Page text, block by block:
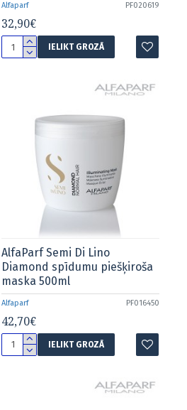
Alfaparf PF020619
32,90€
IELIKT GROZĀ
Alfaparf PF016450
AlfaParf Semi Di Lino
Diamond spīdumu piešķiroša
maska 500ml
42,70€
IELIKT GROZĀ